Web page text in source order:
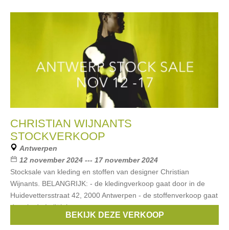
CHRISTIAN WIJNANTS
STOCKVERKOOP
Antwerpen
12 november 2024 --- 17 november 2024
Stocksale van kleding en stoffen van designer Christian
Wijnants. BELANGRIJK: - de kledingverkoop gaat door in de
Huidevettersstraat 42, 2000 Antwerpen - de stoffenverkoop gaat
door in de Italiëlei
Christian Wijnants
BEKIJK DEZE VERKOOP